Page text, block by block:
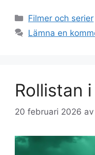
Kategorier
Filmer och serier
Lämna en
Rollistan
20 februari 2026 av